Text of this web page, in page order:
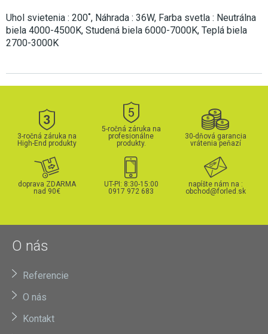
Uhol svietenia : 200˚, Náhrada : 36W, Farba svetla : Neutrálna
biela 4000-4500K, Studená biela 6000-7000K, Teplá biela
2700-3000K
3-ročná záruka na
High-End produkty
5-ročná záruka na
profesionálne
produkty.
30-dňová garancia
vrátenia peňazí
doprava ZDARMA
nad 90€
UT-PI: 8:30-15:00
0917 972 683
napíšte nám na :
obchod@forled.sk
O nás
Referencie
O nás
Kontakt